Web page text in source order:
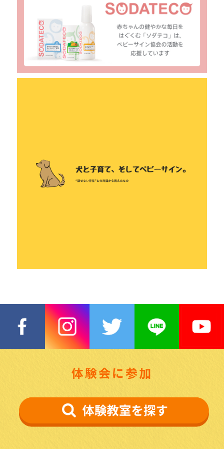
体験会に参加